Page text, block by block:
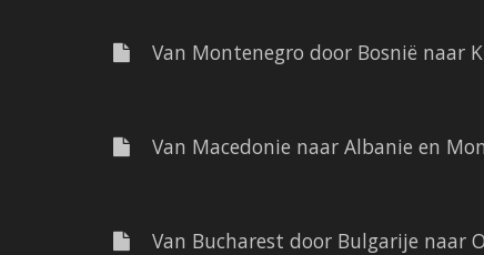
Van Montenegro door Bosnië naar
Van Macedonie naar Albanie en
Van Bucharest door Bulgarije naar